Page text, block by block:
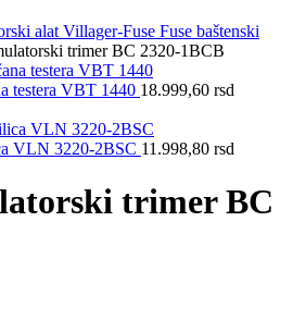
alat Villager-Fuse Fuse baštenski
trimer BC 2320-1BCB
testera VBT 1440 18.999,60 rsd
VLN 3220-2BSC 11.998,80 rsd
trimer BC